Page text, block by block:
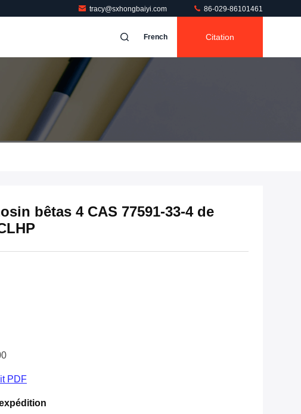
tracy@sxhongbaiyi.com 86-029-86101461
French Citation
bêtas 4 CAS 77591-33-4 de
PDF